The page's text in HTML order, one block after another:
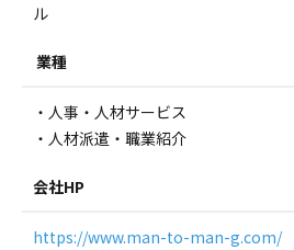
ル
業種
・人事・人材サービス
・人材派遣・職業紹介
会社HP
https://www.man-to-man-g.com/